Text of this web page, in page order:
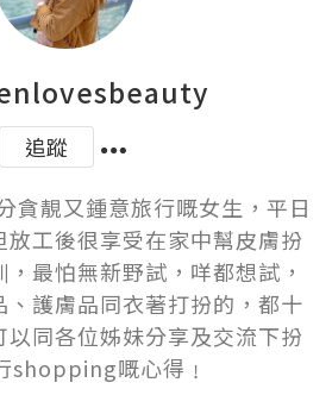
追蹤
貪靚又鍾意旅行嘅女生，平日
工後很享受在家中幫皮膚扮
最怕無新野試，咩都想試，
、護膚品同衣著打扮的，都十
同各位姊妹分享及交流下扮
shopping嘅心得﹗